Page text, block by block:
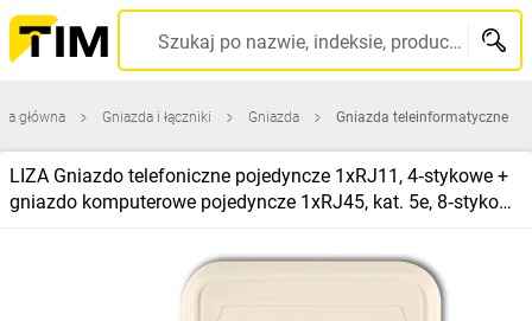
Szukaj po nazwie, indeksie, producencie, kodzie kreskowym...
główna Gniazda i łączniki Gniazda Gniazda teleinformatyczne
LIZA Gniazdo telefoniczne pojedyncze 1xRJ11, 4‑stykowe +
gniazdo komputerowe pojedyncze 1xRJ45, kat. 5e, 8‑stykowe